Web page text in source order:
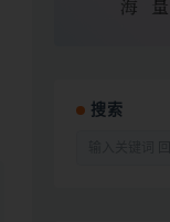
搜索